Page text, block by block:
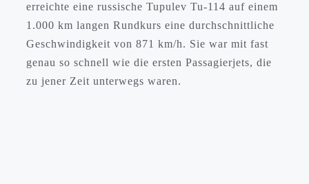
erreichte eine russische Tupulev Tu-114 auf einem
1.000 km langen Rundkurs eine durchschnittliche
Geschwindigkeit von 871 km/h. Sie war mit fast
genau so schnell wie die ersten Passagierjets, die
zu jener Zeit unterwegs waren.